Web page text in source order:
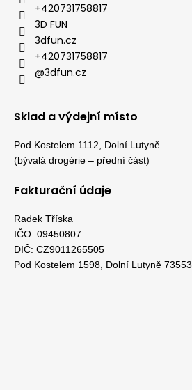
+420731758817
3D FUN
3dfun.cz
+420731758817
@3dfun.cz
Sklad a výdejní místo
Pod Kostelem 1112, Dolní Lutyně
(bývalá drogérie – přední část)
Fakturační údaje
Radek Tříska
IČO: 09450807
DIČ: CZ9011265505
Pod Kostelem 1598, Dolní Lutyně 73553